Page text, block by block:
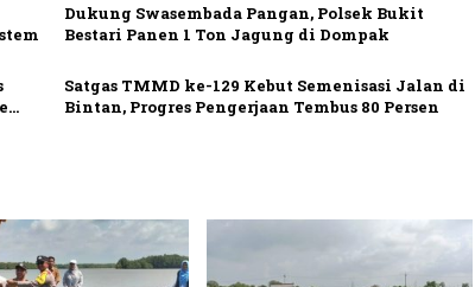
Dukung Swasembada Pangan, Polsek Bukit
Bestari Panen 1 Ton Jagung di Dompak
Satgas TMMD ke-129 Kebut Semenisasi Jalan di
Bintan, Progres Pengerjaan Tembus 80 Persen